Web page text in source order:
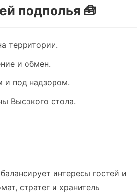
подполья 🧰
территории.
и обмен.
и под надзором.
Высокого стола.
интересы гостей и
стратег и хранитель